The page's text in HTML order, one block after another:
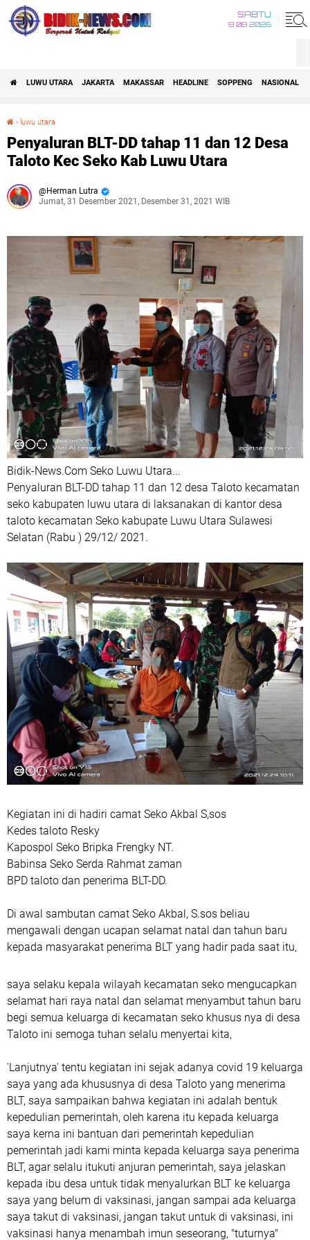
SABTU
8 08 2026
LUWU UTARA JAKARTA MAKASSAR HEADLINE SOPPENG NASIONAL
› luwu utara
Penyaluran BLT-DD tahap 11 dan 12 Desa
Taloto Kec Seko Kab Luwu Utara
Herman Lutra
Jumat, 31 Desember 2021, Desember 31, 2021 WIB
Bidik-News.Com Seko Luwu Utara...
Penyaluran BLT-DD tahap 11 dan 12 desa Taloto kecamatan
seko kabupaten luwu utara di laksanakan di kantor desa
taloto kecamatan Seko kabupate Luwu Utara Sulawesi
Selatan (Rabu ) 29/12/ 2021.
Kegiatan ini di hadiri camat Seko Akbal S,sos
Kedes taloto Resky
Kapospol Seko Bripka Frengky NT.
Babinsa Seko Serda Rahmat zaman
BPD taloto dan penerima BLT-DD.
Di awal sambutan camat Seko Akbal, S.sos beliau
mengawali dengan ucapan selamat natal dan tahun baru
kepada masyarakat penerima BLT yang hadir pada saat itu,
saya selaku kepala wilayah kecamatan seko mengucapkan
selamat hari raya natal dan selamat menyambut tahun baru
begi semua keluarga di kecamatan seko khusus nya di desa
Taloto ini semoga tuhan selalu menyertai kita,
'Lanjutnya' tentu kegiatan ini sejak adanya covid 19 keluarga
saya yang ada khususnya di desa Taloto yang menerima
BLT, saya sampaikan bahwa kegiatan ini adalah bentuk
kepedulian pemerintah, oleh karena itu kepada keluarga
saya kerna ini bantuan dari pemerintah kepedulian
pemerintah jadi kami minta kepada keluarga saya penerima
BLT, agar selalu itukuti anjuran pemerintah, saya jelaskan
kepada ibu desa untuk tidak menyalurkan BLT ke keluarga
saya yang belum di vaksinasi, jangan sampai ada keluarga
saya takut di vaksinasi, jangan takut untuk di vaksinasi, ini
vaksinasi hanya menambah imun seseorang, "tuturnya"